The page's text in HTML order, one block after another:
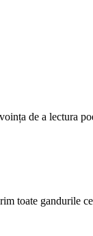
de a lectura
toate gandurile